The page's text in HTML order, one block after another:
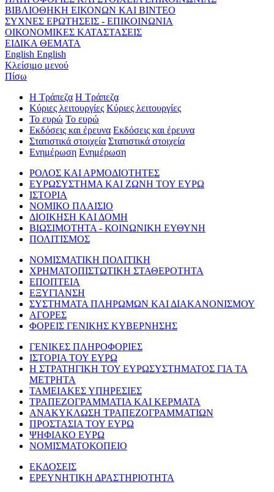
ΒΙΒΛΙΟΘΗΚΗ ΕΙΚΟΝΩΝ ΚΑΙ ΒΙΝΤΕΟ
ΣΥΧΝΕΣ ΕΡΩΤΗΣΕΙΣ - ΕΠΙΚΟΙΝΩΝΙΑ
ΟΙΚΟΝΟΜΙΚΕΣ ΚΑΤΑΣΤΑΣΕΙΣ
ΕΙΔΙΚΑ ΘΕΜΑΤΑ
English English
Κλείσιμο μενού
Πίσω
Η Τράπεζα Η Τράπεζα
Κύριες λειτουργίες Κύριες λειτουργίες
Το ευρώ Το ευρώ
Εκδόσεις και έρευνα Εκδόσεις και έρευνα
Στατιστικά στοιχεία Στατιστικά στοιχεία
Ενημέρωση Ενημέρωση
ΡΟΛΟΣ ΚΑΙ ΑΡΜΟΔΙΟΤΗΤΕΣ
ΕΥΡΩΣΥΣΤΗΜΑ ΚΑΙ ΖΩΝΗ ΤΟΥ ΕΥΡΩ
ΙΣΤΟΡΙΑ
ΝΟΜΙΚΟ ΠΛΑΙΣΙΟ
ΔΙΟΙΚΗΣΗ ΚΑΙ ΔΟΜΗ
ΒΙΩΣΙΜΟΤΗΤΑ - ΚΟΙΝΩΝΙΚΗ ΕΥΘΥΝΗ
ΠΟΛΙΤΙΣΜΟΣ
ΝΟΜΙΣΜΑΤΙΚΗ ΠΟΛΙΤΙΚΗ
ΧΡΗΜΑΤΟΠΙΣΤΩΤΙΚΗ ΣΤΑΘΕΡΟΤΗΤΑ
ΕΠΟΠΤΕΙΑ
ΕΞΥΓΙΑΝΣΗ
ΣΥΣΤΗΜΑΤΑ ΠΛΗΡΩΜΩΝ ΚΑΙ ΔΙΑΚΑΝΟΝΙΣΜΟΥ
ΑΓΟΡΕΣ
ΦΟΡΕΙΣ ΓΕΝΙΚΗΣ ΚΥΒΕΡΝΗΣΗΣ
ΓΕΝΙΚΕΣ ΠΛΗΡΟΦΟΡΙΕΣ
ΙΣΤΟΡΙΑ ΤΟΥ ΕΥΡΩ
Η ΣΤΡΑΤΗΓΙΚΗ ΤΟΥ ΕΥΡΩΣΥΣΤΗΜΑΤΟΣ ΓΙΑ ΤΑ
ΜΕΤΡΗΤΑ
ΤΑΜΕΙΑΚΕΣ ΥΠΗΡΕΣΙΕΣ
ΤΡΑΠΕΖΟΓΡΑΜΜΑΤΙΑ ΚΑΙ ΚΕΡΜΑΤΑ
ΑΝΑΚΥΚΛΩΣΗ ΤΡΑΠΕΖΟΓΡΑΜΜΑΤΙΩΝ
ΠΡΟΣΤΑΣΙΑ ΤΟΥ ΕΥΡΩ
ΨΗΦΙΑΚΟ ΕΥΡΩ
ΝΟΜΙΣΜΑΤΟΚΟΠΕΙΟ
ΕΚΔΟΣΕΙΣ
ΕΡΕΥΝΗΤΙΚΗ ΔΡΑΣΤΗΡΙΟΤΗΤΑ